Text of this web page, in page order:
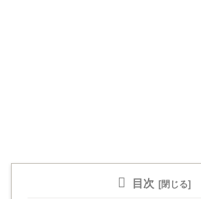
目次